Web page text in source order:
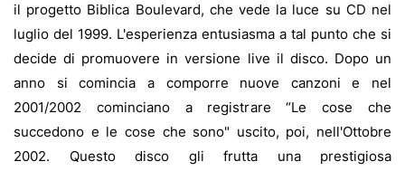
il progetto Biblica Boulevard, che vede la luce su CD nel
luglio del 1999. L'esperienza entusiasma a tal punto che si
decide di promuovere in versione live il disco. Dopo un
anno si comincia a comporre nuove canzoni e nel
2001/2002 cominciano a registrare “Le cose che
succedono e le cose che sono" uscito, poi, nell'Ottobre
2002. Questo disco gli frutta una prestigiosa